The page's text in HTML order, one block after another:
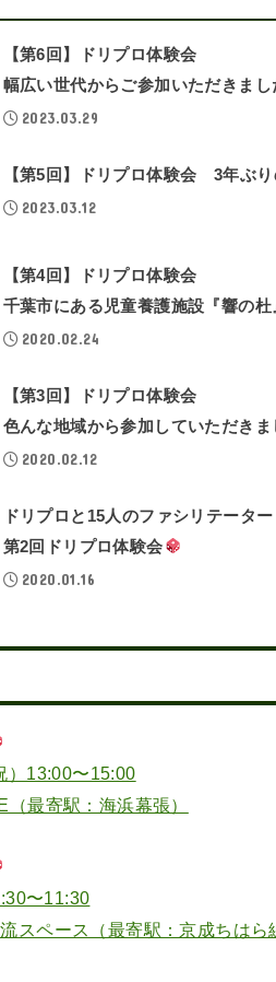
【第6回】ドリプロ体験会
幅広い世代からご参加いただきまし
2023.03.29
【第5回】ドリプロ体験会 3年ぶり
2023.03.12
【第4回】ドリプロ体験会
千葉市にある児童養護施設『響の
2020.02.24
【第3回】ドリプロ体験会
色んな地域から参加していただきま
2020.02.12
ドリプロと15人のファシリテーター
第2回ドリプロ体験会
2020.01.16
）13:00〜15:00
最寄駅：海浜幕張）
〜11:30
スペース（最寄駅：京成ちは